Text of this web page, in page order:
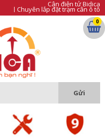
Cân điện tử Bidica
Chuyên lắp đặt trạm cân ô tô
0